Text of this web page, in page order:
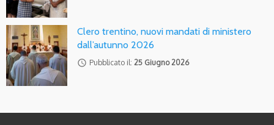
Clero trentino, nuovi mandati di ministero
dall’autunno 2026
access_time Pubblicato il: 25 Giugno 2026